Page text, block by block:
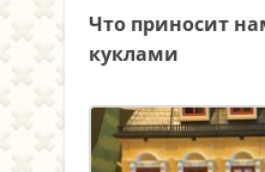
Что приносит
куклами